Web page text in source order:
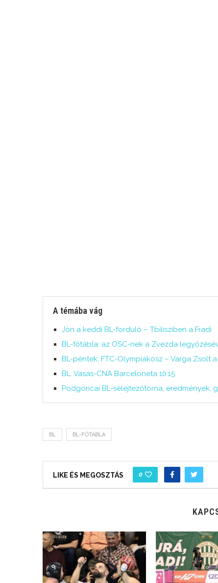
A témába vág
Jön a keddi BL-forduló – Tbilisziben a Fradi
BL-főtábla: az OSC-nek a Zvezda
BL-péntek: FTC-Olympiakosz – Varga Zsolt
BL: Vasas-CNA Barceloneta 10:15
Podgoricai BL-selejtezőtorna, eredmények,
BL BL-FŐTÁBLA
LIKE ÉS MEGOSZTÁS 0